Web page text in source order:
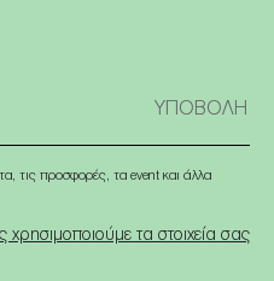
τις προσφορές, τα event και άλλα
χρησιμοποιούμε τα στοιχεία σας